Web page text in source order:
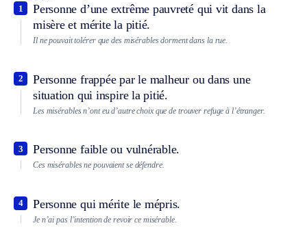
Personne d’une extrême pauvreté qui vit dans la
misère et mérite la pitié.
1
Il ne pouvait tolérer que des misérables dorment dans la rue.
Personne frappée par le malheur ou dans une
situation qui inspire la pitié.
2
Les misérables n’ont eu d’autre choix que de trouver refuge à l’étranger.
Personne faible ou vulnérable.
3
Ces misérables ne pouvaient se défendre.
Personne qui mérite le mépris.
4
Je n’ai pas l’intention de revoir ce misérable.